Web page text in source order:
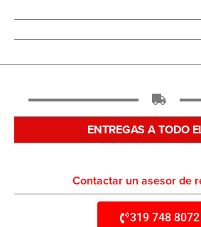
ENTREGAS A TODO
Contactar un asesor de
319 748 8072